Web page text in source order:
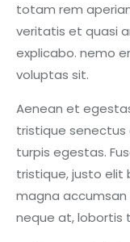
totam rem
veritatis et quasi
explicabo. nemo
voluptas sit.
Aenean et
tristique
turpis egestas.
tristique, justo elit
magna accumsan
neque at, lobortis